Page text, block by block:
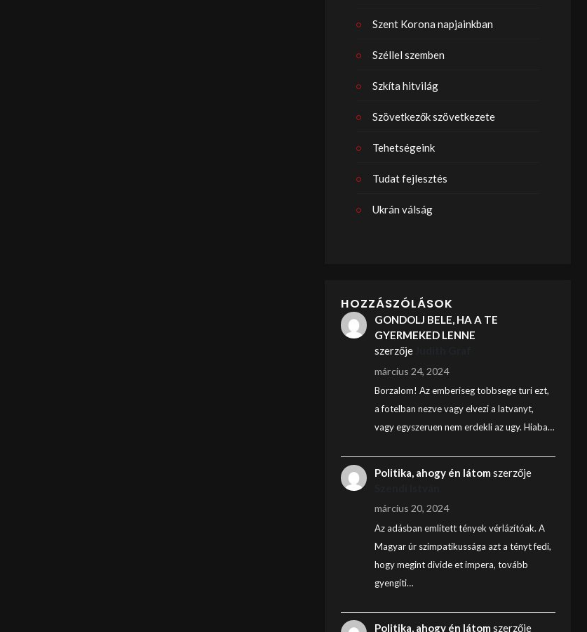
Szent Korona napjainkban
Széllel szemben
Szkíta hitvilág
Szövetkezők szövetkezete
Tehetségeink
Tudat fejlesztés
Ukrán válság
HOZZÁSZÓLÁSOK
GONDOLJ BELE, HA A TE
GYERMEKED LENNE
szerzője
március 24, 2024
Borzalom! Az emberiseg tobbsege turi ezt,
a fotelban nezve vagy elvezi a latvanyt,
vagy egyszeruen nem erdekli az ugy. Hiaba…
Politika, ahogy én látom szerzője
március 20, 2024
Az adásban említett tények vérlázítóak. A
Magyar úr szimpatikussága azt a tényt fedi,
hogy megint divide et impera, tovább
gyengíti…
Politika, ahogy én látom szerzője